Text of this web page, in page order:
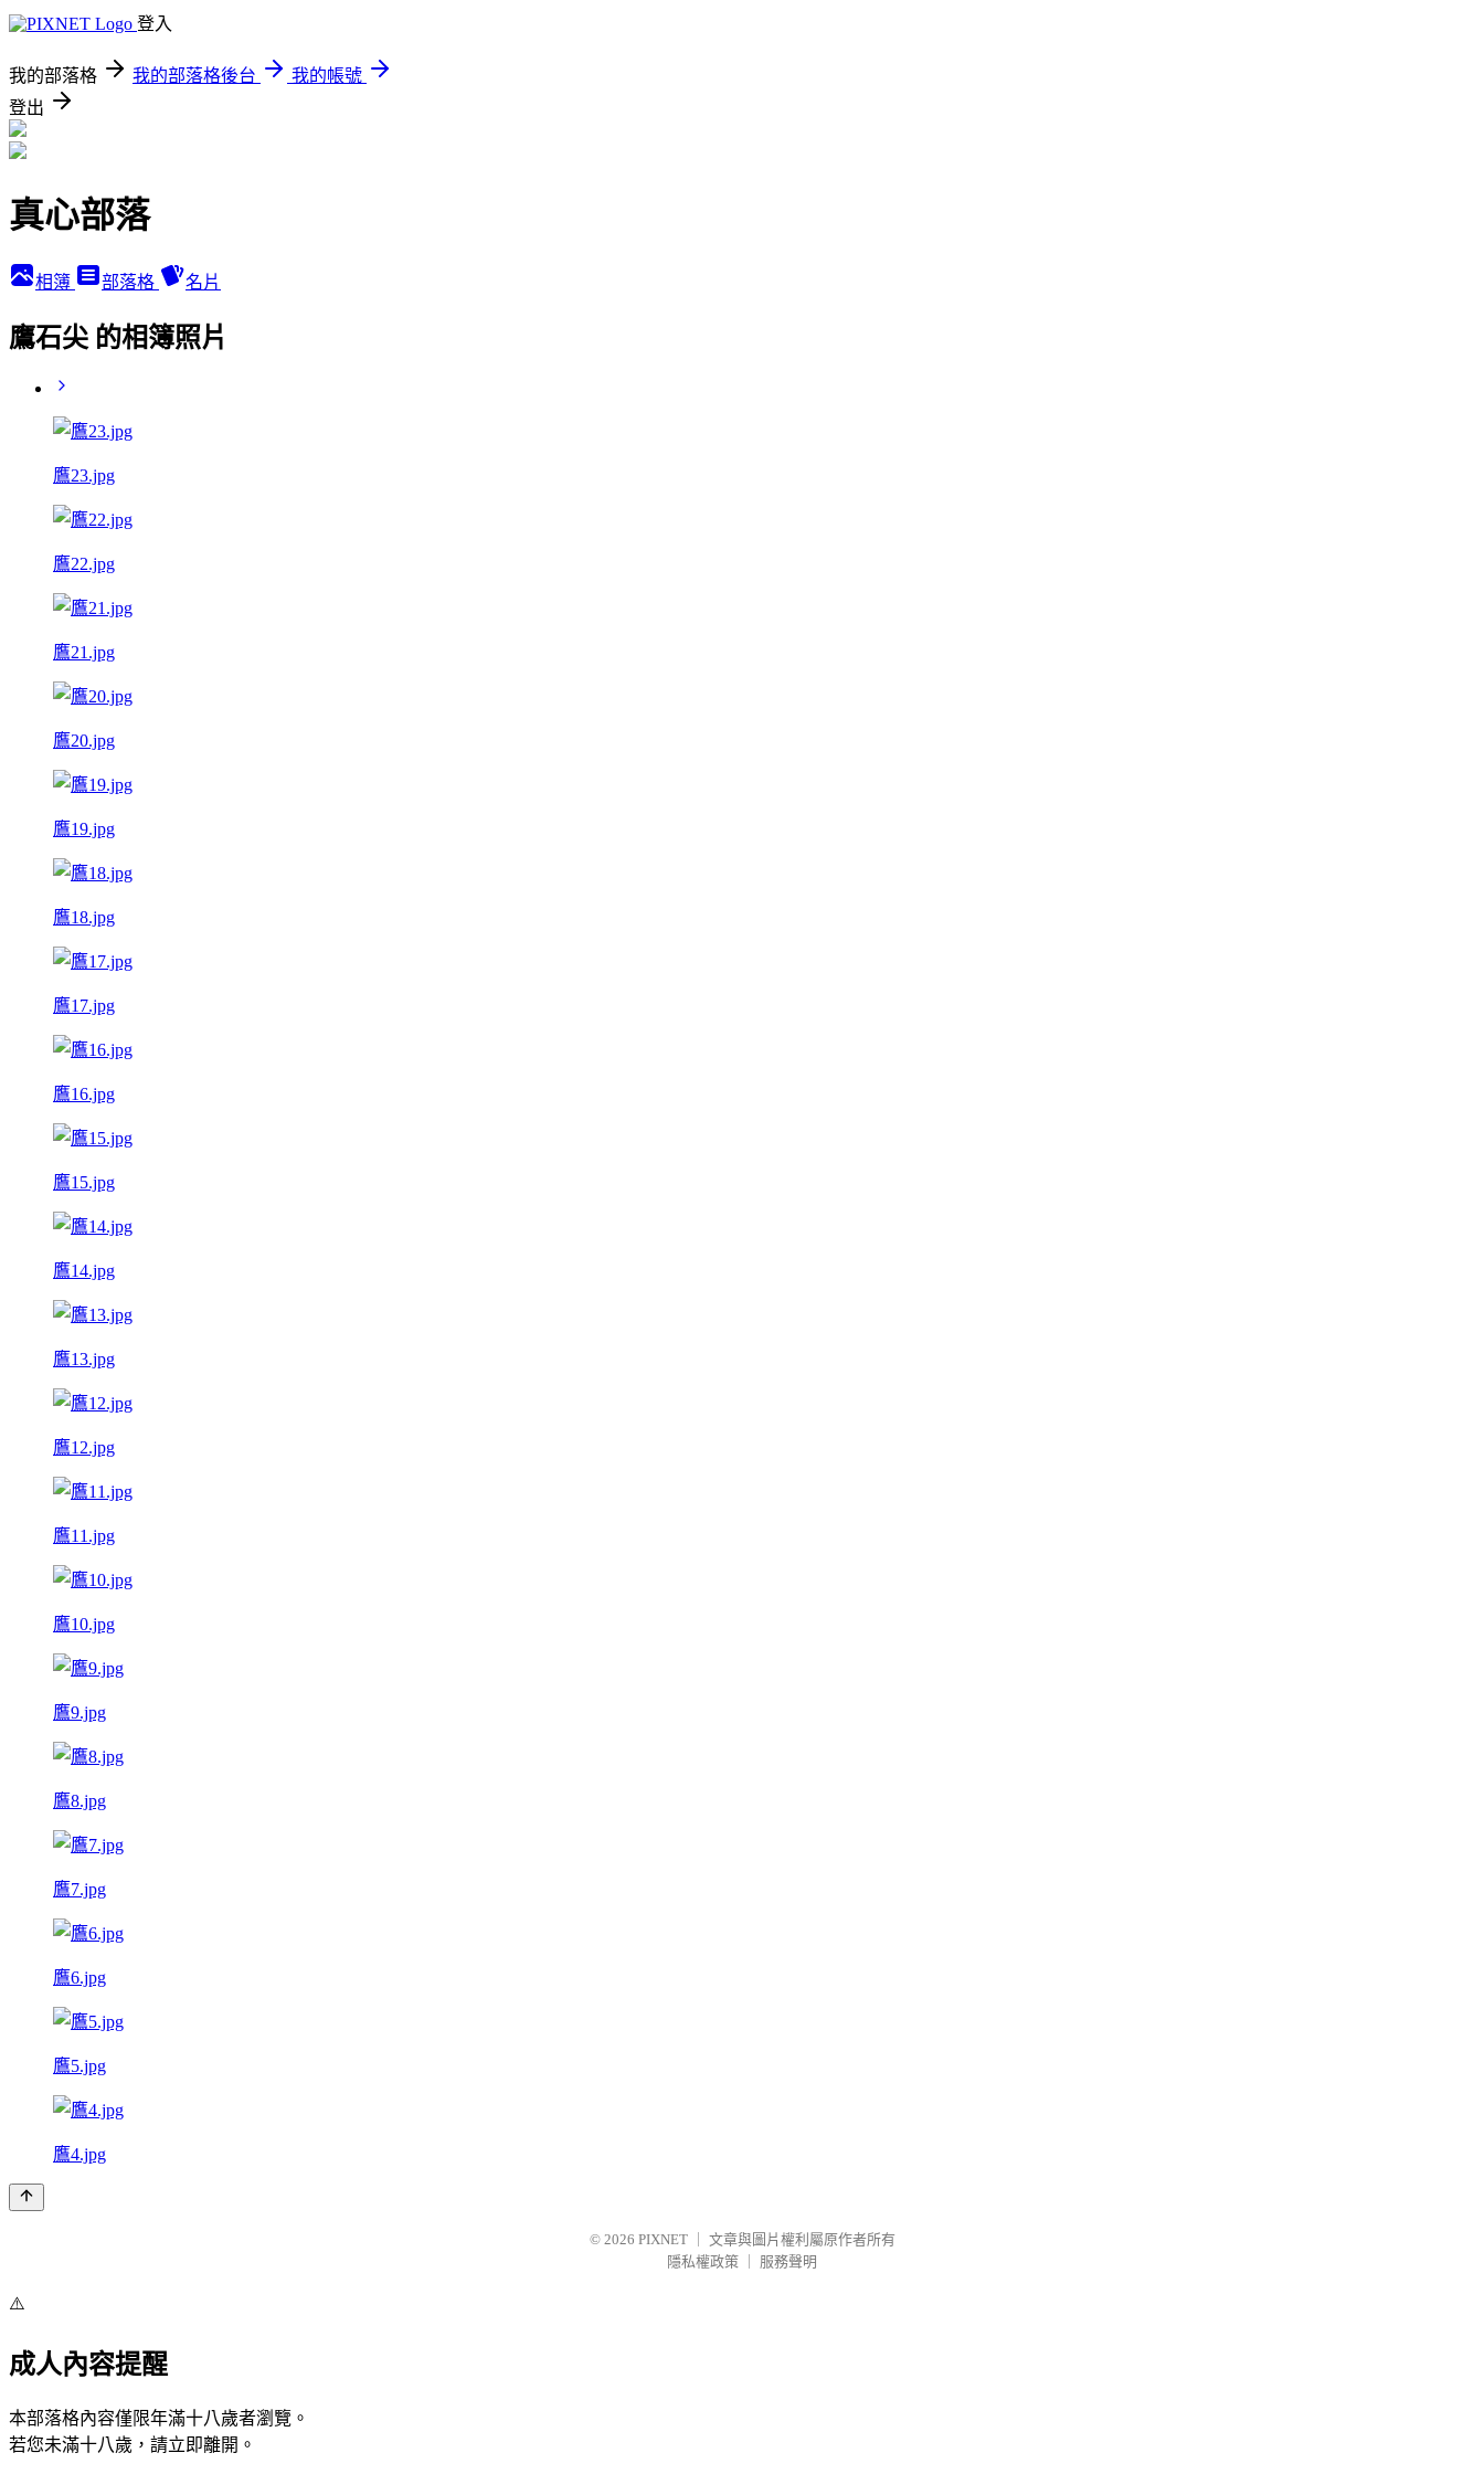
登入
我的部落格 我的部落格後台
我的帳號
登出
真心部落
相簿 部落格 名片
鷹石尖 的相簿照片
鷹23.jpg
鷹22.jpg
鷹21.jpg
鷹20.jpg
鷹19.jpg
鷹18.jpg
鷹17.jpg
鷹16.jpg
鷹15.jpg
鷹14.jpg
鷹13.jpg
鷹12.jpg
鷹11.jpg
鷹10.jpg
鷹9.jpg
鷹8.jpg
鷹7.jpg
鷹6.jpg
鷹5.jpg
鷹4.jpg
© 2026 PIXNET
文章與圖片權利屬原作者所有
隱私權政策
服務聲明
⚠️
成人內容提醒
本部落格內容僅限年滿十八歲者瀏覽。
若您未滿十八歲，請立即離開。